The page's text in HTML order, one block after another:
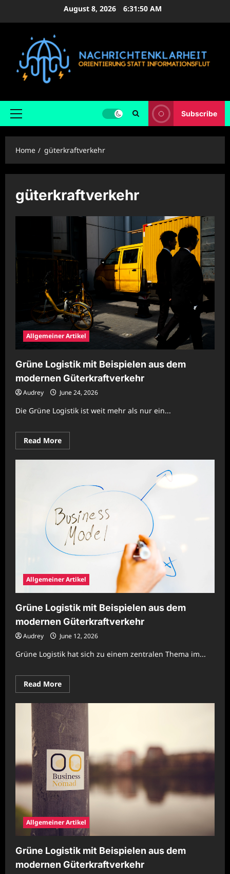
August 8, 2026 6:31:51 AM
Primary
Subscribe
Home güterkraftverkehr
güterkraftverkehr
Allgemeiner Artikel
Grüne Logistik mit Beispielen aus dem
modernen Güterkraftverkehr
Audrey June 24, 2026
Die Grüne Logistik ist weit mehr als nur ein...
Read MoreRead
more
Grüne
Beispielen
aus
dem
Güterkraftverkehr
Allgemeiner Artikel
Grüne Logistik mit Beispielen aus dem
modernen Güterkraftverkehr
Audrey June 12, 2026
Grüne Logistik hat sich zu einem zentralen Thema im...
Read MoreRead
more
Grüne
Logistik
mit
Beispielen
aus
dem
modernen
Güterkraftverkehr
Allgemeiner Artikel
Grüne Logistik mit Beispielen aus dem
modernen Güterkraftverkehr